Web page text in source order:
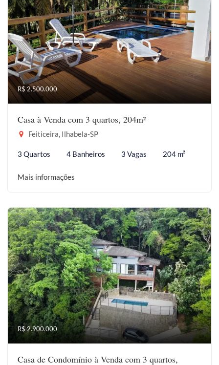
R$ 2.500.000
Casa à Venda com 3 quartos, 204m²
Feiticeira, Ilhabela-SP
3 Quartos 4 Banheiros 3 Vagas 204 m²
Mais informações
R$ 2.900.000
Casa de Condomínio à Venda com 3 quartos,